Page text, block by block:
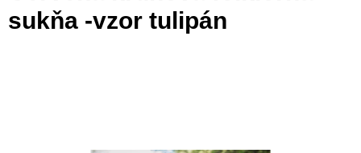
sukňa -vzor tulipán